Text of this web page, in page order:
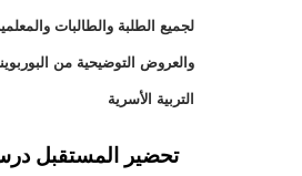
لجميع الطلبة والطالبات
والعروض التوضيحية من
التربية الأسرية
تحضير المستقبل درس